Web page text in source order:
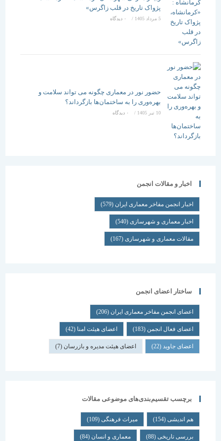
پژواک تاریخ در قلب زاگرس»
5 مرداد 1405 / ۰ دیدگاه
حضور نور در معماری چگونه می تواند سلامت و
بهره‌وری را به ساختمان‌ها بازگرداند؟
/ ۰ دیدگاه
اخبار و مقالات انجمن
اخبار انجمن مفاخر معماری ایران (579)
اخبار معماری و شهرسازی(540)
مقالات معماری و شهرسازی(167)
ساختار اعضای انجمن
اعضای انجمن مفاخر معماری ایران (206)
اعضای فعال انجمن(183) اعضای هیئت امنا(42)
اعضای جاوید(22) اعضای هیئت مدیره و بازرسان(7)
برچسب تقسیم‌بندی‌های موضوعی مقالات
هم اندیشی (154) میراث فرهنگی (109)
بررسی تاریخی (88) معماری و انسان (84)